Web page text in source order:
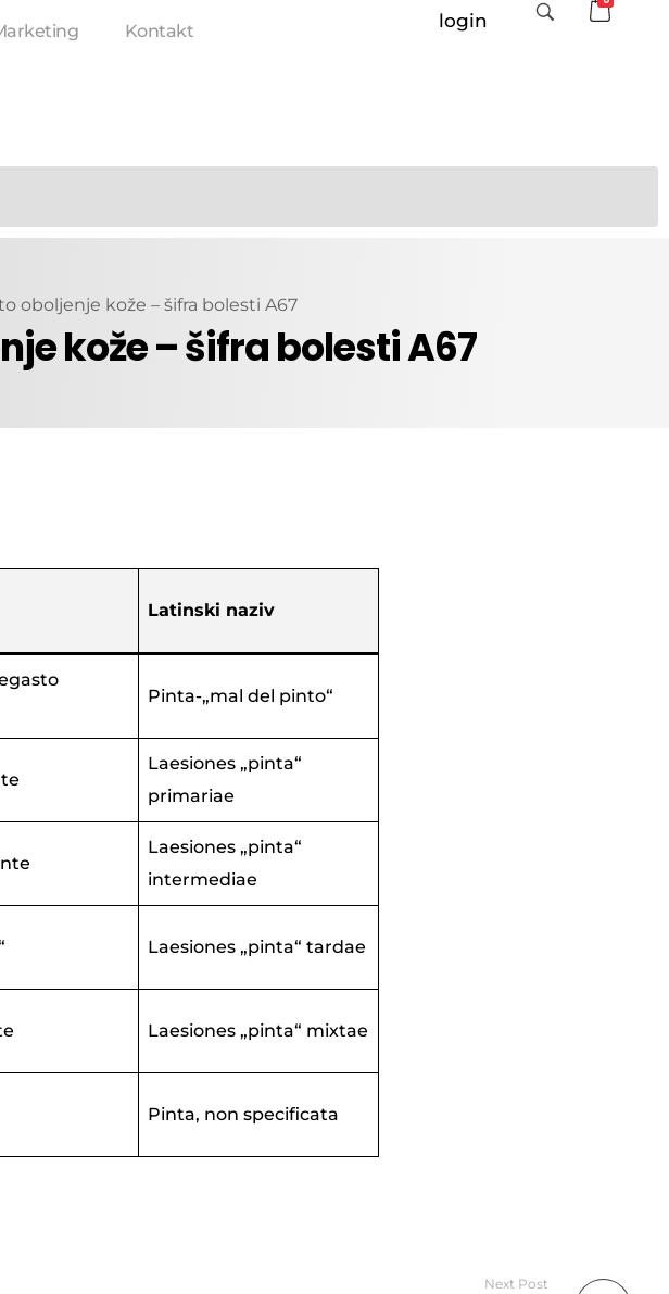
Kontakt login
oboljenje kože – šifra bolesti A67
kože – šifra bolesti A67
Latinski naziv
Pinta-„mal del pinto“
Laesiones „pinta“
primariae
Laesiones „pinta“
intermediae
Laesiones „pinta“ tardae
Laesiones „pinta“ mixtae
Pinta, non specificata
Next Post